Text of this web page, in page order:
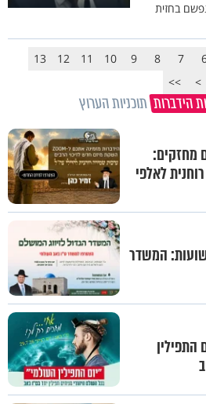
בחזית
7
8
9
10
11
12
13
>
>>
הידברות תוכניות הערוץ
מחזקים:
לאלפי
המשדר
התפילין